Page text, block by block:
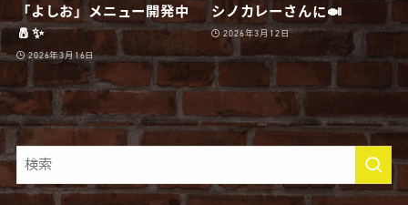
「よしお」メニュー開発中
🧂✨
2026年3月16日
シノカレーさんに🍛
2026年3月12日